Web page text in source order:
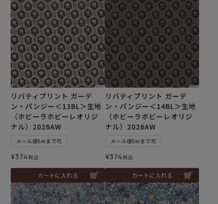
リバティプリント ガーデ
ン・パンジー＜13BL＞生地
（ホビーラホビーレオリジ
ナル）2026AW
メール便5mまで可
¥374税込
カートに入れる
リバティプリント ガーデ
ン・パンジー＜14BL＞生地
（ホビーラホビーレオリジ
ナル）2026AW
メール便5mまで可
¥374税込
カートに入れる